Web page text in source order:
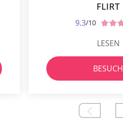
FLIRT
9.3/10
LESEN
BESUCH